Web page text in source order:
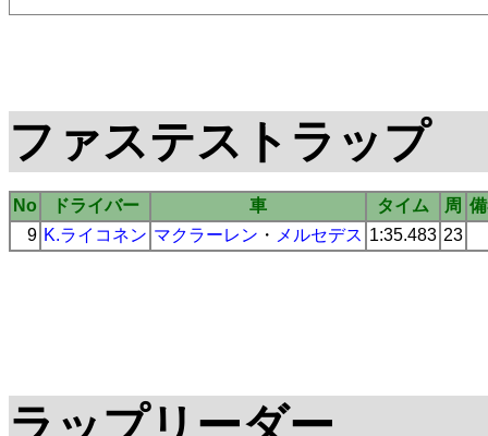
ファステストラップ
No ドライバー 車 タイム 周
9 K.ライコネン マクラーレン ・ メルセデス 1:35.483 23
ラップリーダー